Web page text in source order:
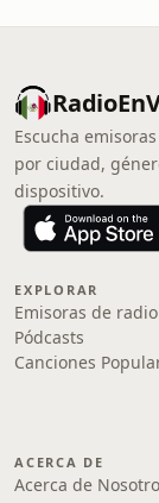
Escucha
por ciudad,
dispositivo.
EXPLORAR
Emisoras de radio
Pódcasts
Canciones
ACERCA DE
Acerca de